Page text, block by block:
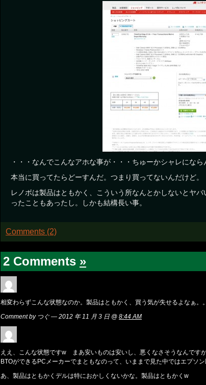
・・・なんでこんなアホな事が・・・ちゅーかシャレになら
本当に買ってたらどーすんだ。つまり買ってないんだけど。
レノボは製品はともかく、こういう所なんとかしないとヤ
ったこともあったし。しかも結構長い事。
Comments (2)
2 Comments »
相変わらずこんな状態なのか。製品はともかく、買う気が失せるよなぁ。
Comment by つぐ — 2012 年 11 月 3 日 @ 8:44 AM
ええ、こんな状態ですw まあ安いものは安いし、悪くなさそうなんですが
BTOができるPCメーカーでまともなのって、いままで見た中ではエプソ
あ、製品はともかくデルは特におかしくないかな。製品はともかくw